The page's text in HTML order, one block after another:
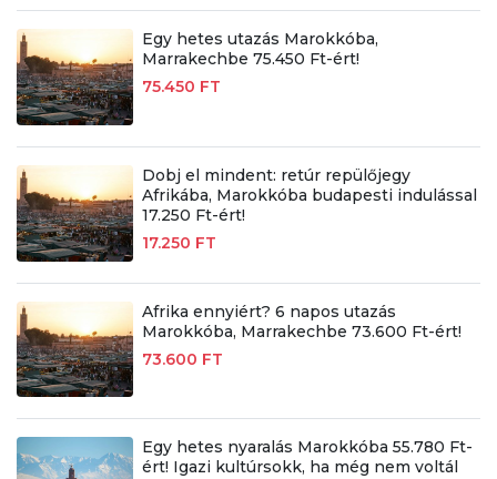
Egy hetes utazás Marokkóba,
Marrakechbe 75.450 Ft-ért!
75.450 FT
Dobj el mindent: retúr repülőjegy
Afrikába, Marokkóba budapesti indulással
17.250 Ft-ért!
17.250 FT
Afrika ennyiért? 6 napos utazás
Marokkóba, Marrakechbe 73.600 Ft-ért!
73.600 FT
Egy hetes nyaralás Marokkóba 55.780 Ft-
ért! Igazi kultúrsokk, ha még nem voltál